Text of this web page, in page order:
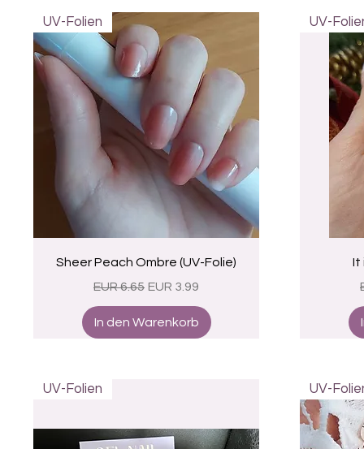
Schnellansicht
UV-Folien
Sheer Peach Ombre (UV-Folie)
Standardpreis
EUR 6.65 Sale-Preis
EUR 3.99
In den Warenkorb
UV-
It
UV-Folien UV-